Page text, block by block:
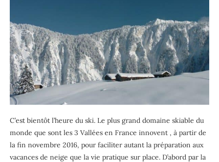
C’est bientôt l’heure du ski. Le plus grand domaine skiable du
monde que sont les 3 Vallées en France innovent , à partir de
la fin novembre 2016, pour faciliter autant la préparation aux
vacances de neige que la vie pratique sur place. D’abord par la